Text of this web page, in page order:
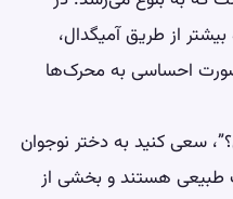
از طریق آمیگدال،
احساسی به محرک‌ها
سعی کنید به دختر نوجوان
طبیعی هستند و بخشی از